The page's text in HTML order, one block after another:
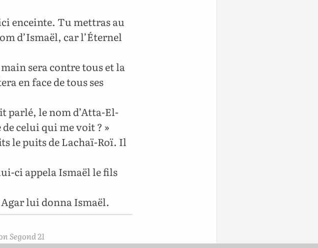
enceinte. Tu mettras au
d’Ismaël, car l’Éternel
sera contre tous et la
en face de tous ses
parlé, le nom d’Atta-El-
celui qui me voit ? »
le puits de Lachaï-Roï. Il
ci appela Ismaël le fils
lui donna Ismaël.
Segond 21